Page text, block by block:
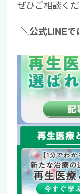
ぜひご相談くだ
＼公式LINEで